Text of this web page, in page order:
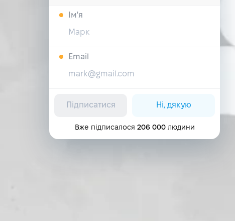
Iм'я
Email
Підписатися Ні, дякую
Вже підписалося 206 000людини